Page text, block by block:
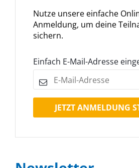
Nutze unsere einfache
Anmeldung, um deine
sichern.
Einfach E-Mail-Adresse
JETZT ANMELDUNG